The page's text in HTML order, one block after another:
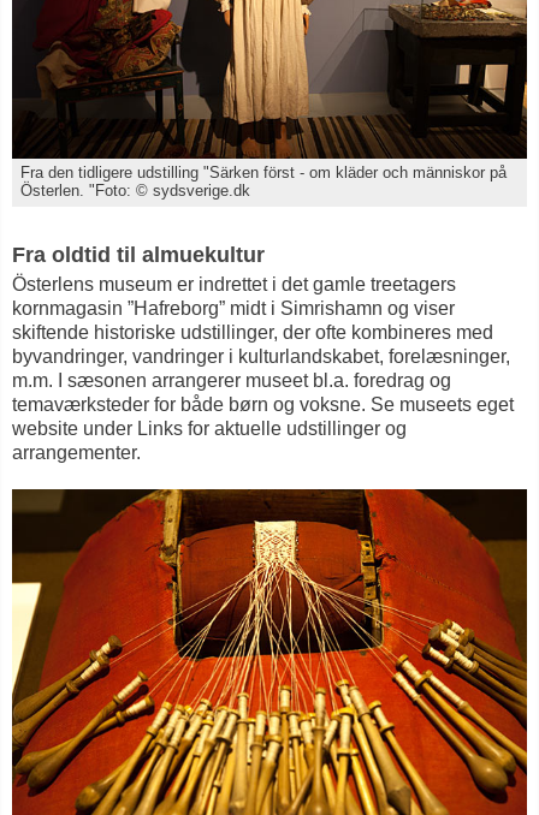
Fra den tidligere udstilling "Särken först - om kläder och människor på
Österlen. "Foto: © sydsverige.dk
Fra oldtid til almuekultur
Österlens museum er indrettet i det gamle treetagers
kornmagasin ”Hafreborg” midt i Simrishamn og viser
skiftende historiske udstillinger, der ofte kombineres med
byvandringer, vandringer i kulturlandskabet, forelæsninger,
m.m. I sæsonen arrangerer museet bl.a. foredrag og
temaværksteder for både børn og voksne. Se museets eget
website under Links for aktuelle udstillinger og
arrangementer.